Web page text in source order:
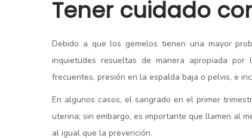
Tener cuidado
Debido a que los gemelos tienen una mayor
inquietudes resueltas de manera apropiada
frecuentes, presión en la espalda baja o pelvis, e
En algunos casos, el sangrado en el primer
uterina; sin embargo, es importante que llamen al
al igual que la prevención.